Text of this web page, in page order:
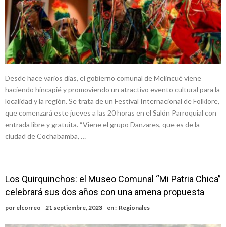
Desde hace varios días, el gobierno comunal de Melincué viene
haciendo hincapié y promoviendo un atractivo evento cultural para la
localidad y la región. Se trata de un Festival Internacional de Folklore,
que comenzará este jueves a las 20 horas en el Salón Parroquial con
entrada libre y gratuita. “Viene el grupo Danzares, que es de la
ciudad de Cochabamba, …
Los Quirquinchos: el Museo Comunal “Mi Patria Chica”
celebrará sus dos años con una amena propuesta
por elcorreo 21 septiembre, 2023 en : Regionales